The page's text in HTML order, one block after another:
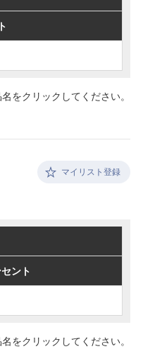
をクリックしてください。
マイリスト登録
ント
ント
をクリックしてください。